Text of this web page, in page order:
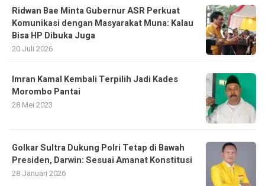
Ridwan Bae Minta Gubernur ASR Perkuat
Komunikasi dengan Masyarakat Muna: Kalau
Bisa HP Dibuka Juga
20 Juli 2026
Imran Kamal Kembali Terpilih Jadi Kades
Morombo Pantai
28 Mei 2023
Golkar Sultra Dukung Polri Tetap di Bawah
Presiden, Darwin: Sesuai Amanat Konstitusi
28 Januari 2026